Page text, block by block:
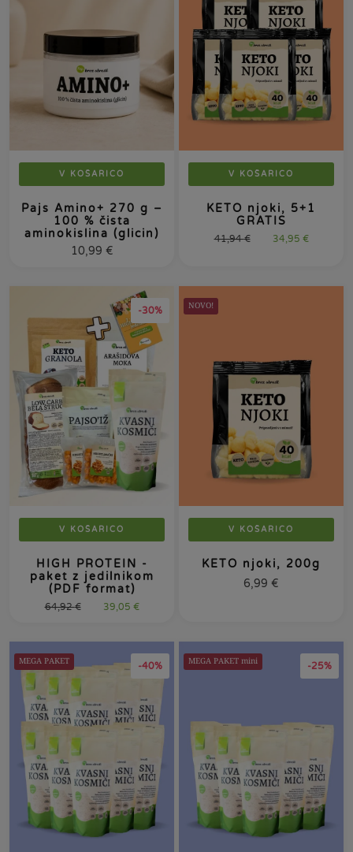
V KOŠARICO
Pajs Amino+ 270 g –
100 % čista
aminokislina (glicin)
10,99 €
V KOŠARICO
KETO njoki, 5+1
GRATIS
41,94€ 34,95 €
-30%
V KOŠARICO
HIGH PROTEIN -
paket z jedilnikom
(PDF format)
64,92€ 39,05 €
NOVO!
V KOŠARICO
KETO njoki, 200g
6,99 €
-40%
MEGA PAKET -25%
MEGA PAKET mini